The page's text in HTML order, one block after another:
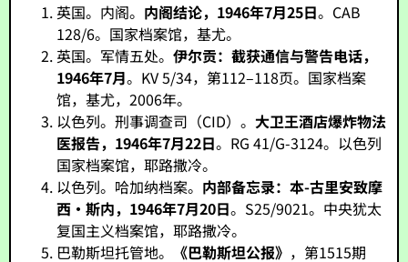
英国。内阁。 内阁结论，1946年7月25日。CAB
128/6。国家档案馆，基尤。
英国。军情五处。伊尔贡：截获通信与警告电话，
1946年7月。KV 5/34，第112–118页。国家档案
馆，基尤，2006年。
以色列。刑事调查司（CID）。大卫王酒店爆炸物法
医报告，1946年7月22日。RG 41/G-3124。以色列
国家档案馆，耶路撒冷。
以色列。哈加纳档案。 内部备忘录：本-古里安致摩
西·斯内，1946年7月20日。S25/9021。中央犹太
复国主义档案馆，耶路撒冷。
巴勒斯坦托管地。
《巴勒斯坦公报》 ，第1515期